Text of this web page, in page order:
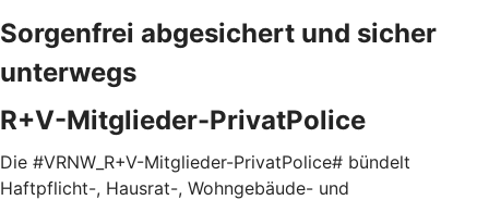
Sorgenfrei abgesichert und sicher
unterwegs
R+V-Mitglieder-PrivatPolice
Die #VRNW_R+V-Mitglieder-PrivatPolice# bündelt
Haftpflicht-, Hausrat-, Wohngebäude- und